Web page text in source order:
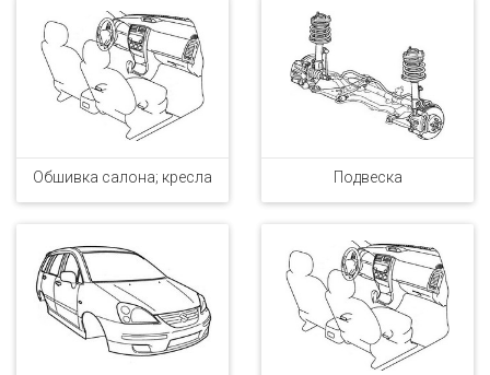
Обшивка салона; кресла Подвеска